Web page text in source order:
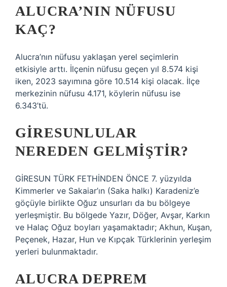
ALUCRA’NIN NÜFUSU
KAÇ?
Alucra’nın nüfusu yaklaşan yerel seçimlerin
etkisiyle arttı. İlçenin nüfusu geçen yıl 8.574 kişi
iken, 2023 sayımına göre 10.514 kişi olacak. İlçe
merkezinin nüfusu 4.171, köylerin nüfusu ise
6.343’tü.
GIRESUNLULAR
NEREDEN GELMIŞTIR?
GİRESUN TÜRK FETHİNDEN ÖNCE 7. yüzyılda
Kimmerler ve Sakaiar’ın (Saka halkı) Karadeniz’e
göçüyle birlikte Oğuz unsurları da bu bölgeye
yerleşmiştir. Bu bölgede Yazır, Döğer, Avşar, Karkın
ve Halaç Oğuz boyları yaşamaktadır; Akhun, Kuşan,
Peçenek, Hazar, Hun ve Kıpçak Türklerinin yerleşim
yerleri bulunmaktadır.
ALUCRA DEPREM